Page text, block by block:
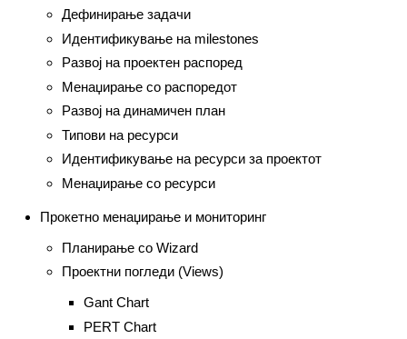
Дефинирање задачи
Идентификување на milestones
Развој на проектен распоред
Менаџирање со распоредот
Развој на динамичен план
Типови на ресурси
Идентификување на ресурси за проектот
Менаџирање со ресурси
Прокетно менаџирање и мониторинг
Планирање со Wizard
Проектни погледи (Views)
Gant Chart
PERT Chart